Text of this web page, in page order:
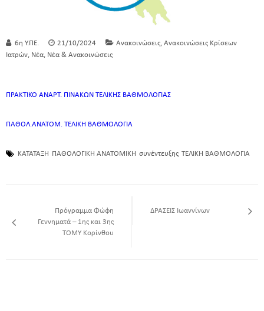
6η Υ.ΠΕ. 21/10/2024 Ανακοινώσεις, Ανακοινώσεις Κρίσεων
Ιατρών, Νέα, Νέα & Ανακοινώσεις
ΠΡΑΚΤΙΚΟ ΑΝΑΡΤ. ΠΙΝΑΚΩΝ ΤΕΛΙΚΗΣ ΒΑΘΜΟΛΟΓΙΑΣ
ΠΑΘΟΛ.ΑΝΑΤΟΜ. ΤΕΛΙΚΗ ΒΑΘΜΟΛΟΓΙΑ
ΚΑΤΑΤΑΞΗ ΠΑΘΟΛΟΓΙΚΗ ΑΝΑΤΟΜΙΚΗ συνέντευξης ΤΕΛΙΚΗ ΒΑΘΜΟΛΟΓΙΑ
Πρόγραμμα Φώφη
Γεννηματά – 1ης και 3ης
ΤΟΜΥ Κορίνθου
ΔΡΑΣΕΙΣ Ιωαννίνων